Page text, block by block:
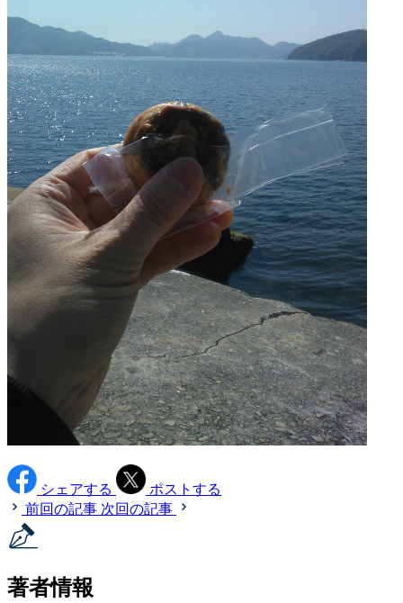
シェアする
ポストする
前回の記事 次回の記事
著者情報